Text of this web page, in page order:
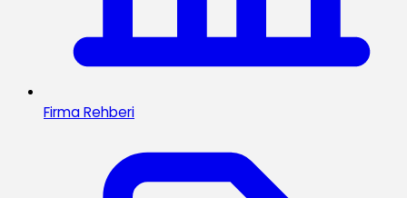
Firma Rehberi